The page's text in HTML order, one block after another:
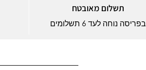
תשלום מאובטח
בפריסה נוחה לעד 6 תשלומים